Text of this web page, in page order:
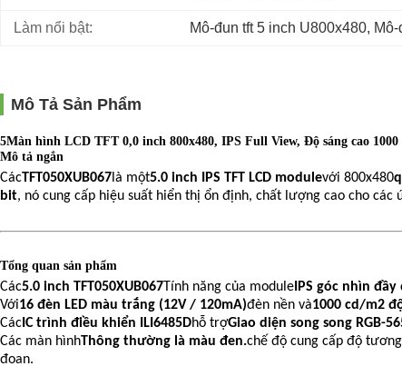
Làm nổi bật: Mô-đun tft 5 inch U800x480,
Mô Tả Sản Phẩm
5Màn hình LCD TFT 0,0 inch 800x480, IPS Full View, Độ sáng cao
Mô tả ngắn
CácTFT050XUB067 là một5.0 inch IPS TFT LCD modulevới 800x480
bit, nó cung cấp hiệu suất hiển thị ổn định, chất lượng cao cho các
Tổng quan sản phẩm
Các5.0 inch TFT050XUB067Tính năng của module IPS góc nhìn đầy
Với16 đèn LED màu trắng (12V / 120mA)đèn nền và1000 cd/m2
Các IC trình điều khiển ILI6485Dhỗ trợGiao diện song song RGB-
Các màn hìnhThông thường là màu đen.chế độ cung cấp độ
đoan.